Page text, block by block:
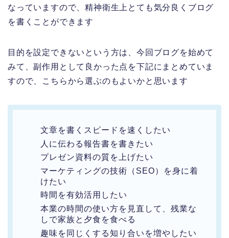
なっていますので、精神衛生上とても気分良くブログ
を書くことができます
目的を設定できないという方は、今回ブログを始めて
みて、副作用として良かった点を下記にまとめていま
すので、こちらから選ぶのもよいかと思います
文章を書くスピードを速くしたい
人に伝わる報告書を書きたい
プレゼン資料の質を上げたい
マーケティングの技術（SEO）を身に着
けたい
時間を有効活用したい
本業の時間の使い方を見直して、残業な
しで家族と夕食を食べる
趣味を同じくする知り合いを増やしたい